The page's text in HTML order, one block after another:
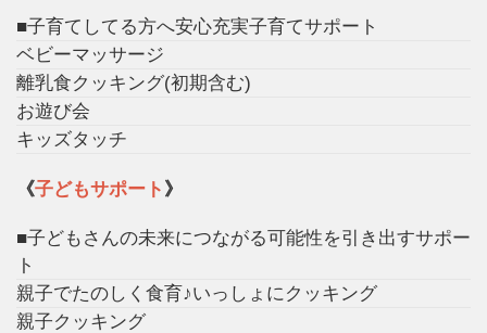
■子育てしてる方へ安心充実子育てサポート
ベビーマッサージ
離乳食クッキング(初期含む)
お遊び会
キッズタッチ
《子どもサポート 》
■子どもさんの未来につながる可能性を引き出すサポー
ト
親子でたのしく食育♪いっしょにクッキング
親子クッキング